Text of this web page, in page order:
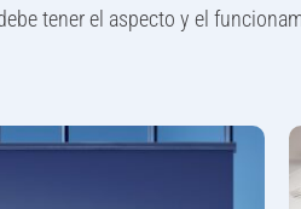
tener el aspecto y el